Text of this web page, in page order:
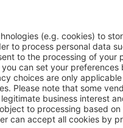
Do Mar
2 Nächte